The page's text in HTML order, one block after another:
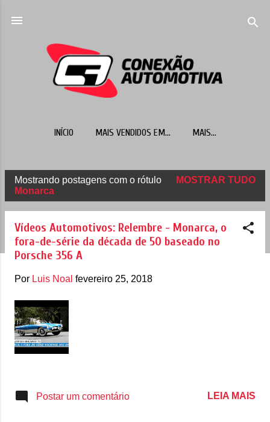
INÍCIO MAIS VENDIDOS EM... MAIS…
o
Mostrando postagens com o rótulo
Monarca
MOSTRAR TUDO
Vídeos Automotivos: Relembre - Monarca, o
fora-de-série da década de 50 baseado no
Porsche 356 A
Por Luis Noal fevereiro 25, 2018
Postar um comentário LEIA MAIS